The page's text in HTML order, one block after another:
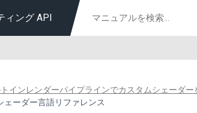
ィング API
インレンダーパイプラインでカスタムシェーダー
ェーダー言語リファレンス